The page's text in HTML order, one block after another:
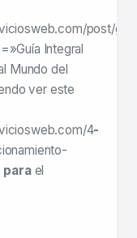
post/
Integral
Mundo del
ver este
4-
parael